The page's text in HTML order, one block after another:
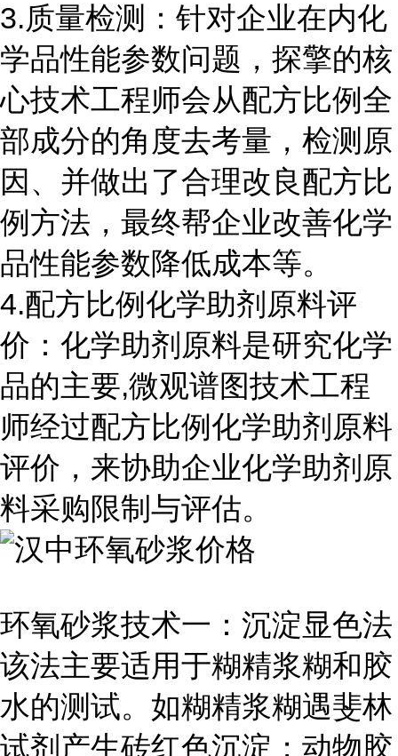
3.质量检测：针对企业在内化
学品性能参数问题，探擎的核
心技术工程师会从配方比例全
部成分的角度去考量，检测原
因、并做出了合理改良配方比
例方法，最终帮企业改善化学
品性能参数降低成本等。
4.配方比例化学助剂原料评
价：化学助剂原料是研究化学
品的主要,微观谱图技术工程
师经过配方比例化学助剂原料
评价，来协助企业化学助剂原
料采购限制与评估。
环氧砂浆技术一：沉淀显色法
该法主要适用于糊精浆糊和胶
水的测试。如糊精浆糊遇斐林
试剂产生砖红色沉淀；动物胶